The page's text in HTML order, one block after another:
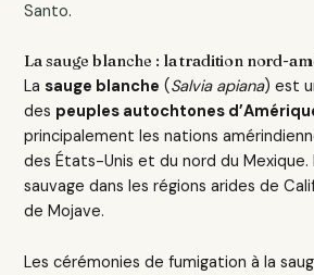
Santo.
La sauge blanche : la tradition nord-
La sauge blanche (Salvia apiana) est
des peuples autochtones
principalement les nations
des États-Unis et du nord du Mexique.
sauvage dans les régions arides de
de Mojave.
Les cérémonies de fumigation à la